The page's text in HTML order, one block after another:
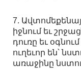
7.
իջնում եւ
դուռը եւ
ուղեւոր են՝
առաջինը